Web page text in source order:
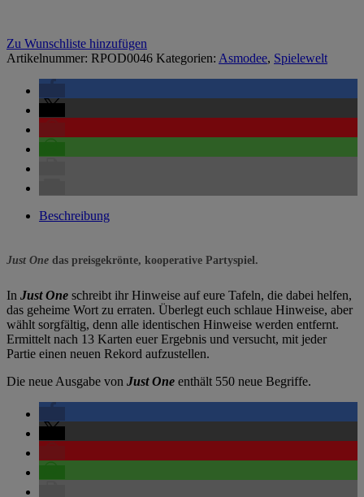
Zu Wunschliste hinzufügen
Artikelnummer: RPOD0046 Kategorien: Asmodee, Spielewelt
Beschreibung
Just One das preisgekrönte, kooperative Partyspiel.
In Just One schreibt ihr Hinweise auf eure Tafeln, die dabei helfen,
das geheime Wort zu erraten. Überlegt euch schlaue Hinweise, aber
wählt sorgfältig, denn alle identischen Hinweise werden entfernt.
Ermittelt nach 13 Karten euer Ergebnis und versucht, mit jeder
Partie einen neuen Rekord aufzustellen.
Die neue Ausgabe von Just One enthält 550 neue Begriffe.